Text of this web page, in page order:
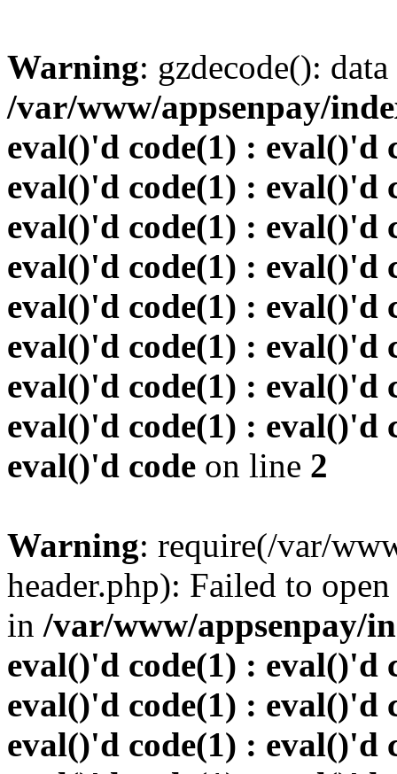
Warning: gzdecode():
/var/www/appsenpay/
eval()'d code(1) : eval()'d
eval()'d code(1) : eval()'d
eval()'d code(1) : eval()'d
eval()'d code(1) : eval()'d
eval()'d code(1) : eval()'d
eval()'d code(1) : eval()'d
eval()'d code(1) : eval()'d
eval()'d code(1) : eval()'d
eval()'d code on line 2
Warning: require(/var/
header.php): Failed to
in /var/www/appsenpay/
eval()'d code(1) : eval()'d
eval()'d code(1) : eval()'d
eval()'d code(1) : eval()'d